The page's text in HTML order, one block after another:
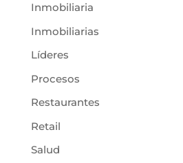
Inmobiliaria
Inmobiliarias
Líderes
Procesos
Restaurantes
Retail
Salud